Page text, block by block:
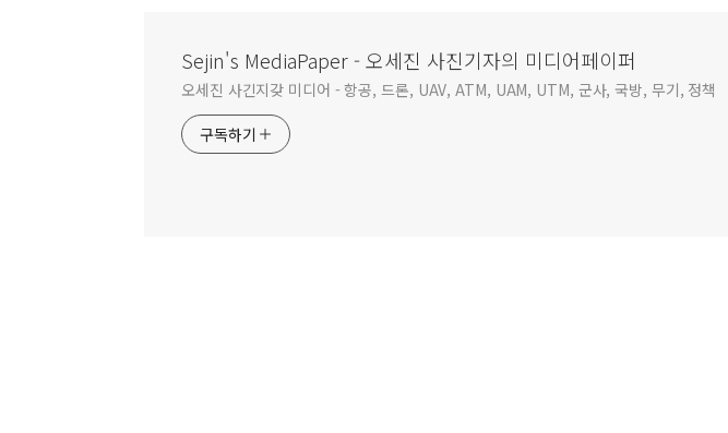
Sejin's MediaPaper - 오세진 사진기자의 미디어페이퍼
오세진 사긴지갖 미디어 - 항공, 드론, UAV, ATM, UAM, UTM, 군사, 국방, 무기, 정책
구독하기